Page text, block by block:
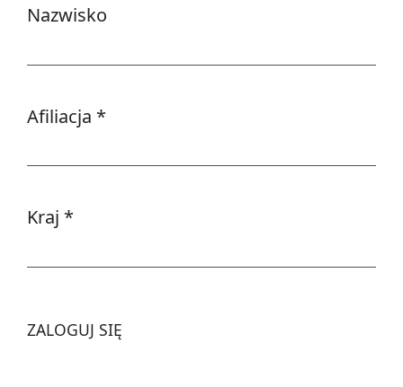
Nazwisko
Afiliacja *
Kraj *
ZALOGUJ SIĘ